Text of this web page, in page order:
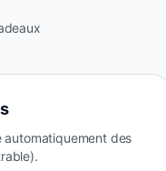
automatiquement des